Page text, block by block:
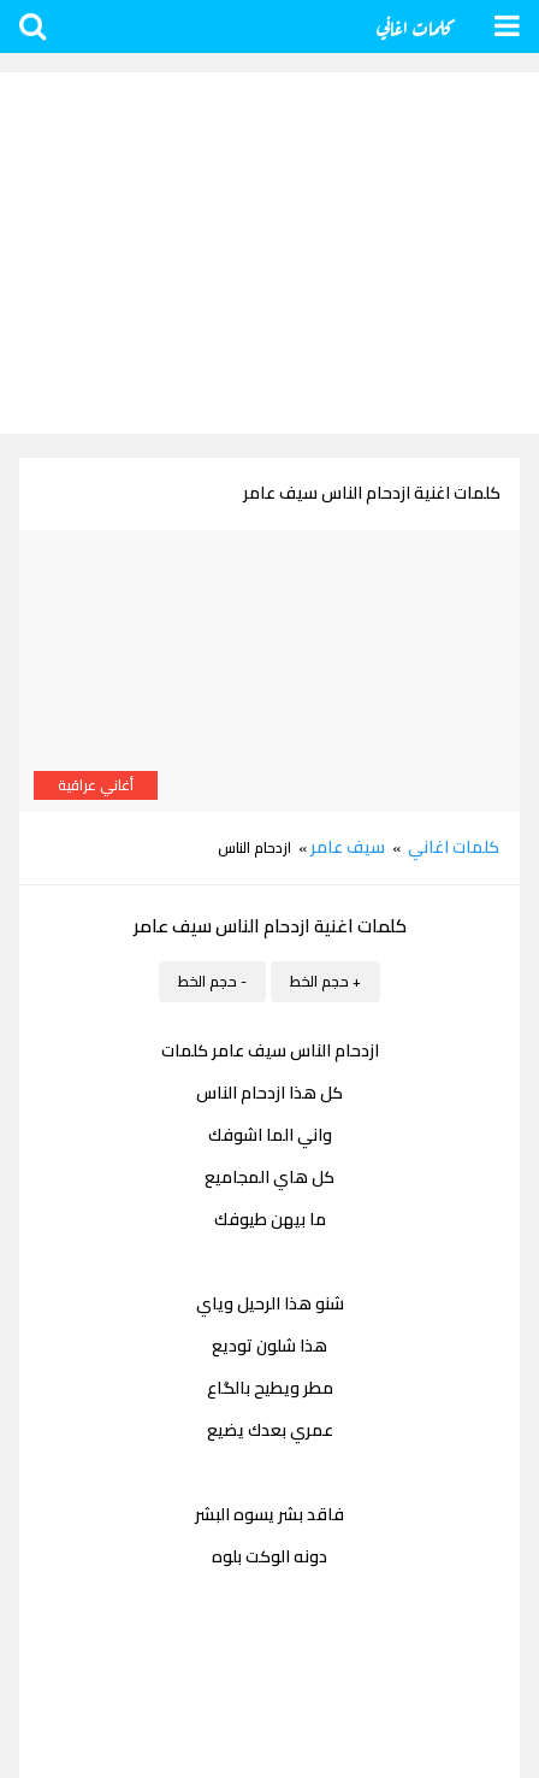
كلمات اغاني
كلمات اغنية ازدحام الناس سيف عامر
أغاني عراقية
كلمات اغاني » سيف عامر» ازدحام الناس
كلمات اغنية ازدحام الناس سيف عامر
+ حجم الخط - حجم الخط
ازدحام الناس سيف عامر كلمات
كل هذا ازدحام الناس
واني الما اشوفك
كل هاي المجاميع
ما بيهن طيوفك
شنو هذا الرحيل وياي
هذا شلون توديع
مطر ويطيح بالگاع
عمري بعدك يضيع
فاقد بشر يسوه البشر
دونه الوكت بلوه